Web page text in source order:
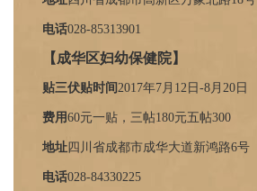
电话028-85313901
【成华区妇幼保健院】
贴三伏贴时间 2017年7月12日-8月20日
费用60元一贴，三帖180元五帖300
地址四川省成都市成华大道新鸿路6号
电话028-84330225